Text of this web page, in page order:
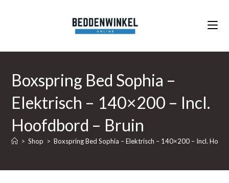
Boxspring Bed Sophia –
Elektrisch – 140×200 – Incl.
Hoofdbord – Bruin
> Shop > Boxspring Bed Sophia – Elektrisch – 140×200 – Incl.